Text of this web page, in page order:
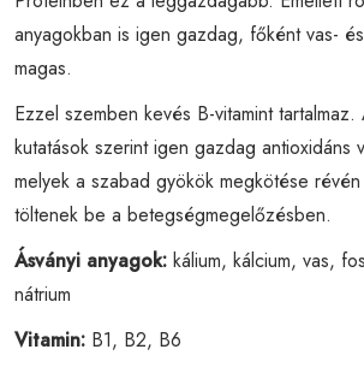
anyagokban is igen gazdag, főként vas-
magas.
Ezzel szemben kevés B-vitamint
kutatások szerint igen gazdag antioxidáns
melyek a szabad gyökök megkötése
töltenek be a betegségmegelőzésben.
Ásványi anyagok: kálium, kálcium, vas,
nátrium
Vitamin: B1, B2, B6